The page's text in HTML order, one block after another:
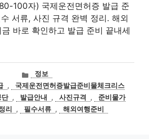
100자) 국제운전면허증 발급 준
서류, 사진 규격 완벽 정리. 해외
바로 확인하고 발급 준비 끝내세
카
테
고
리
정보
,
국제운전면허증발급준비물체크리스
단 , 발급안내 , 사진규격 ,
준비물가
리 , 필수서류 , 해외여행준비